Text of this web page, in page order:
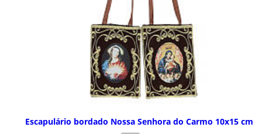
Escapulário bordado Nossa Senhora do Carmo 10x15 cm